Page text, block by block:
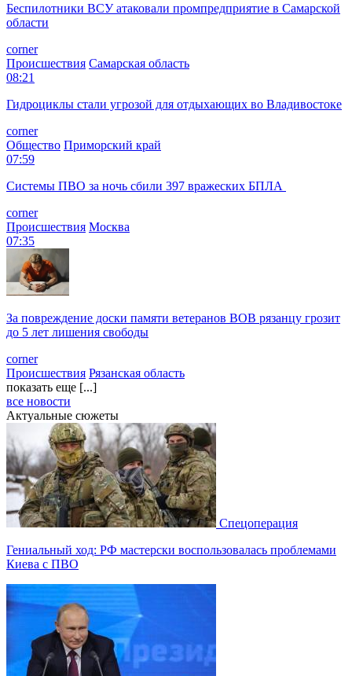
Беспилотники ВСУ атаковали промпредприятие в Самарской
области
corner
Происшествия Самарская область
08:21
Гидроциклы стали угрозой для отдыхающих во Владивостоке
corner
Общество Приморский край
07:59
Системы ПВО за ночь сбили 397 вражеских БПЛА
corner
Происшествия Москва
07:35
За повреждение доски памяти ветеранов ВОВ рязанцу грозит
до 5 лет лишения свободы
corner
Происшествия Рязанская область
показать еще [...]
все новости
Актуальные сюжеты
Спецоперация
Гениальный ход: РФ мастерски воспользовалась проблемами
Киева с ПВО